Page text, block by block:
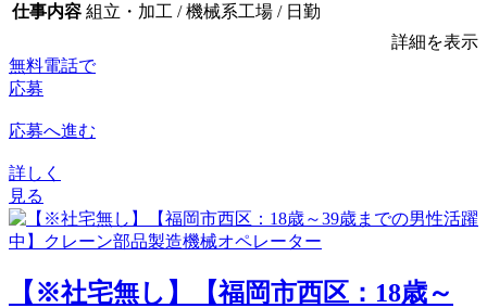
仕事内容 組立・加工 / 機械系工場 / 日勤
詳細を表示
無料電話で
応募
応募へ進む
詳しく
見る
【※社宅無し】【福岡市西区：18歳～